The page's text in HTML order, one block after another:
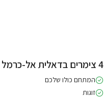
4 צימרים בדאלית אל-כרמל
המתחם כולו שלכם
זוגות